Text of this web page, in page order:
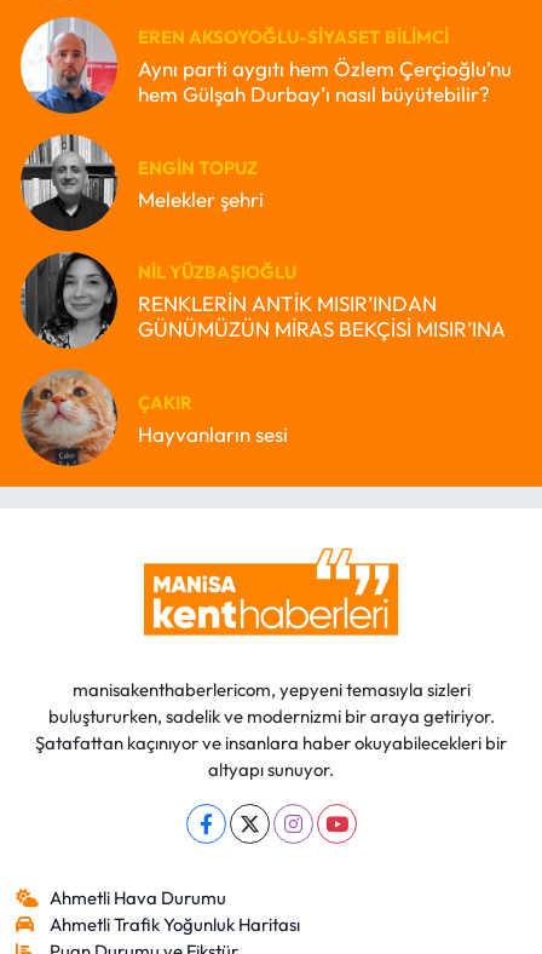
EREN AKSOYOĞLU-SIYASET BILIMCI
Aynı parti aygıtı hem Özlem Çerçioğlu’nu
hem Gülşah Durbay’ı nasıl büyütebilir?
ENGIN TOPUZ
Melekler şehri
NIL YÜZBAŞIOĞLU
RENKLERİN ANTİK MISIR’INDAN
GÜNÜMÜZÜN MİRAS BEKÇİSİ MISIR’INA
ÇAKIR
Hayvanların sesi
manisakenthaberlericom, yepyeni temasıyla sizleri
buluştururken, sadelik ve modernizmi bir araya getiriyor.
Şatafattan kaçınıyor ve insanlara haber okuyabilecekleri bir
altyapı sunuyor.
Ahmetli Hava Durumu
Ahmetli Trafik Yoğunluk Haritası